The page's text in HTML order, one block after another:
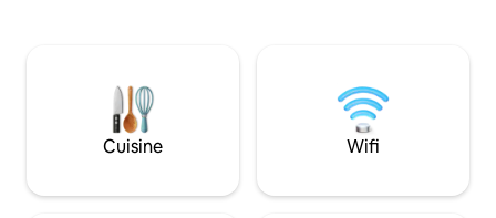
Parfaite pour les groupes ou les voyages
d'affaires, cette maison offre un séjour
haut de gamme sans souci. Profitez d'un
espace de vie spacieux, de finitions haut
votre porte. Réservez votre voyage et
optimale ★
Téléviseurs
films Amazon ★
Centre-ville : 8 m - Toyota Center et
et NRG Stadium
Cuisine Wifi